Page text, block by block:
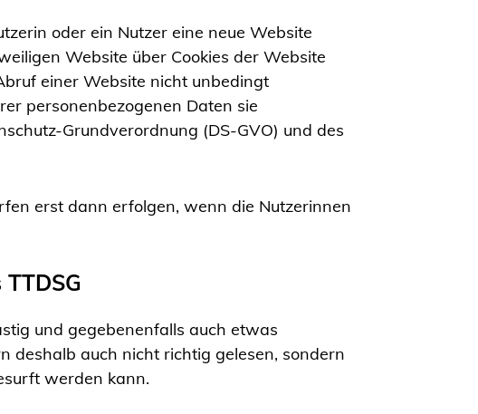
oder ein Nutzer eine neue Website
Website über Cookies der Website
einer Website nicht unbedingt
personenbezogenen Daten sie
Grundverordnung (DS-GVO) und des
erst dann erfolgen, wenn die Nutzerinnen
und gegebenenfalls auch etwas
deshalb auch nicht richtig gelesen, sondern
werden kann.